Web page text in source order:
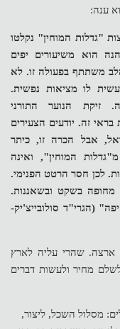
ענה:
"גדלות המוחין" נקלטו
הוא משיעורים יפים
משתתף בפעולה זו. לא
לו מציאות נפשית.
זיקת הנוער התורני
זה. יודעים הצעירים
אבל הכרה זו, כיתר
מ"גדלות המוחין", ואינה
לכן חסר הרטט הפנימי.
מחופה בשקט ובשאננות.
(הגרי"ד סולובייצ'יק-
שהרי עליה לארץ
מחיר ולעשות דברים
מסלול השכל, ליצור,